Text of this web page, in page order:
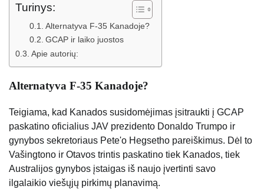
Turinys:
Alternatyva F-35 Kanadoje?
GCAP ir laiko juostos
Apie autorių:
Alternatyva F-35 Kanadoje?
Teigiama, kad Kanados susidomėjimas įsitraukti į GCAP
paskatino oficialius JAV prezidento Donaldo Trumpo ir
gynybos sekretoriaus Pete'o Hegsetho pareiškimus. Dėl to
Vašingtono ir Otavos trintis paskatino tiek Kanados, tiek
Australijos gynybos įstaigas iš naujo įvertinti savo
ilgalaikio viešųjų pirkimų planavimą.